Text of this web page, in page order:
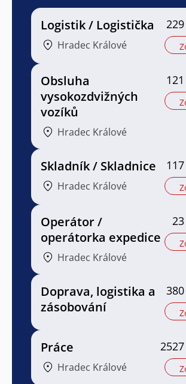
Logistik / Logistička
Hradec Králové
Obsluha
vysokozdvižných
vozíků
Hradec Králové
Skladník / Skladnice
Hradec Králové
Operátor /
operátorka expedice
Hradec Králové
Doprava, logistika a
zásobování
Práce
Hradec Králové